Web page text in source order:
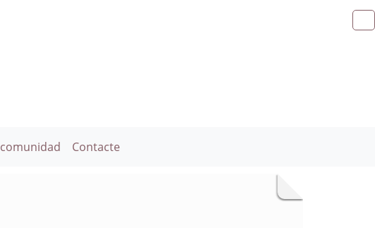
Contacte